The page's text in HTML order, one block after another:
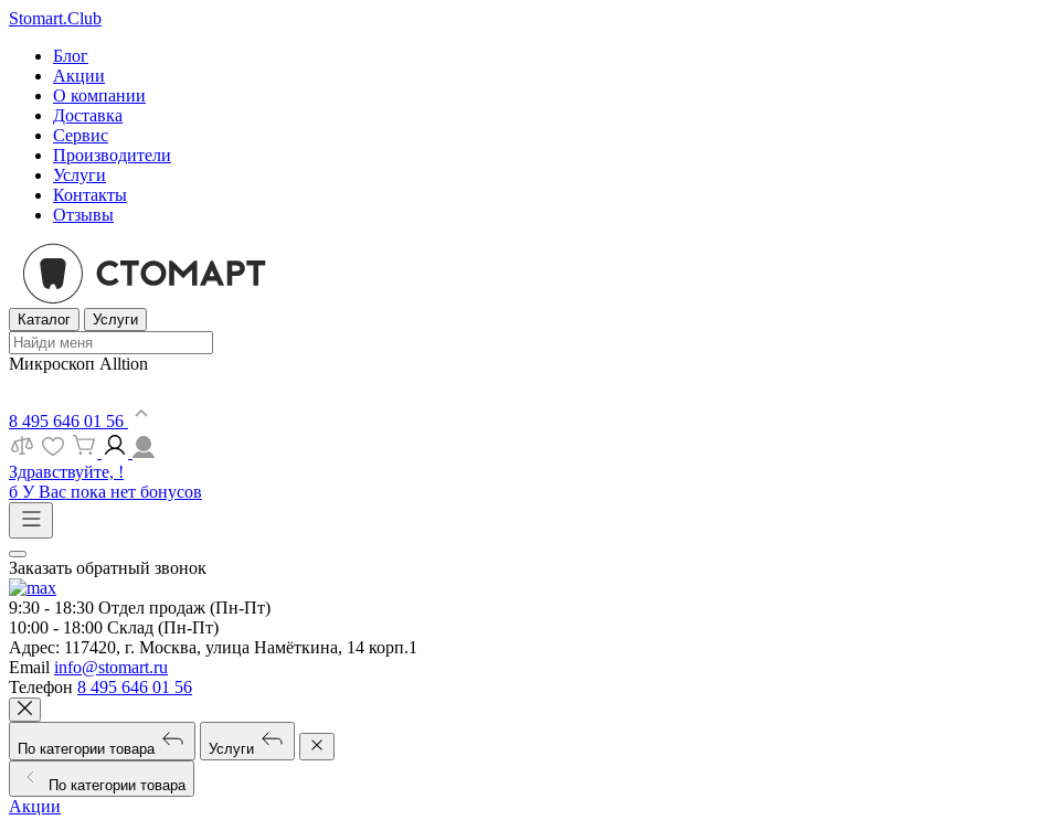
Stomart.Club
Блог
Акции
О компании
Доставка
Сервис
Производители
Услуги
Контакты
Отзывы
Каталог Услуги
Микроскоп Alltion
8 495 646 01 56
Здравствуйте, !
б У Вас пока нет бонусов
Заказать обратный звонок
9:30 - 18:30 Отдел продаж (Пн-Пт)
10:00 - 18:00 Склад (Пн-Пт)
Адрес: 117420, г. Москва, улица Намёткина, 14 корп.1
Email info@stomart.ru
Телефон 8 495 646 01 56
По категории товара Услуги
По категории товара
Акции